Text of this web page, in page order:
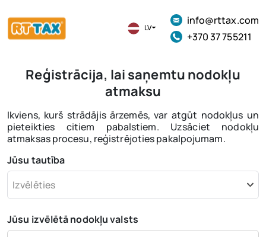
LV
info@rttax.com
+370 37 755211
Reģistrācija, lai saņemtu nodokļu
atmaksu
Ikviens, kurš strādājis ārzemēs, var atgūt nodokļus un
pieteikties citiem pabalstiem. Uzsāciet nodokļu
atmaksas procesu, reģistrējoties pakalpojumam.
Jūsu tautība
Izvēlēties
Jūsu izvēlētā nodokļu valsts